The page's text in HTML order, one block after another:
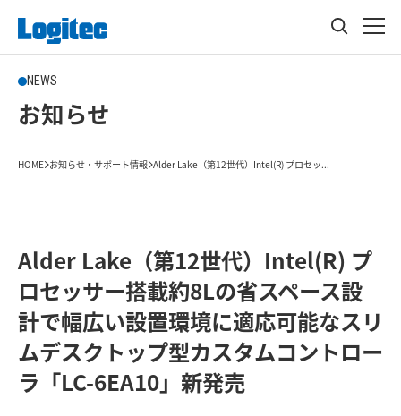
NEWS
お知らせ
HOME お知らせ・サポート情報 Alder Lake（第12世代）Intel(R) プロセッ...
Alder Lake（第12世代）Intel(R) プ
ロセッサー搭載約8Lの省スペース設
計で幅広い設置環境に適応可能なスリ
ムデスクトップ型カスタムコントロー
ラ「LC-6EA10」新発売